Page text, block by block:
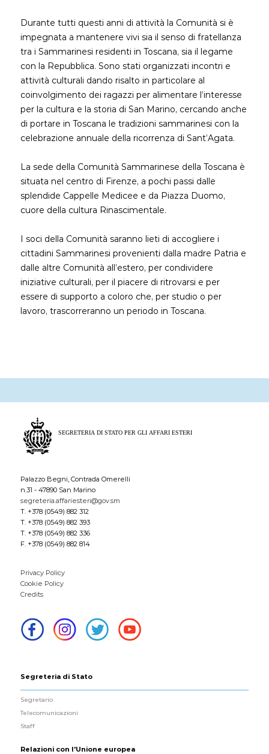
Durante tutti questi anni di attività la Comunità si è
impegnata a mantenere vivi sia il senso di fratellanza
tra i Sammarinesi residenti in Toscana, sia il legame
con la Repubblica. Sono stati organizzati incontri e
attività culturali dando risalto in particolare al
coinvolgimento dei ragazzi per alimentare l’interesse
per la cultura e la storia di San Marino, cercando anche
di portare in Toscana le tradizioni sammarinesi con la
celebrazione annuale della ricorrenza di Sant’Agata.
La sede della Comunità Sammarinese della Toscana è
situata nel centro di Firenze, a pochi passi dalle
splendide Cappelle Medicee e da Piazza Duomo,
cuore della cultura Rinascimentale.
I soci della Comunità saranno lieti di accogliere i
cittadini Sammarinesi provenienti dalla madre Patria e
dalle altre Comunità all’estero, per condividere
iniziative culturali, per il piacere di ritrovarsi e per
essere di supporto a coloro che, per studio o per
lavoro, trascorreranno un periodo in Toscana.
Palazzo Begni, Contrada Omerelli
n.31 - 47890 San Marino
segreteria.affariesteri@gov.sm
T. +378 (0549) 882 312
T. +378 (0549) 882 393
T. +378 (0549) 882 336
F. +378 (0549) 882 814
Privacy Policy
Cookie Policy
Credits
Segreteria di Stato
Segretario
Telecomunicazioni
Staff
Relazioni con l'Unione europea